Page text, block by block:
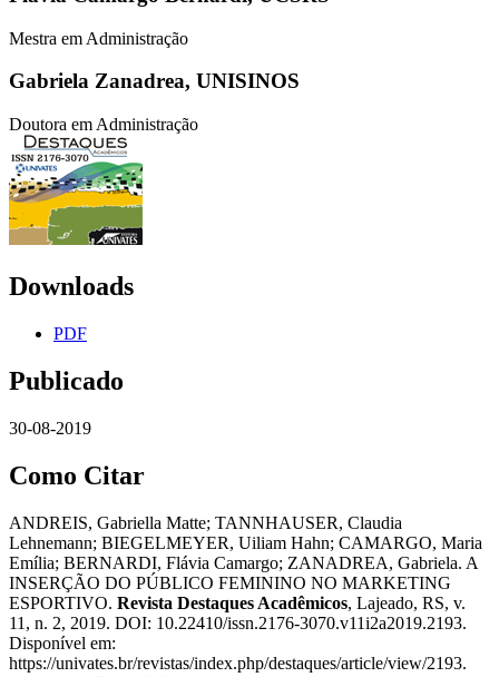
Mestra em Administração
Gabriela Zanadrea, UNISINOS
Doutora em Administração
Downloads
PDF
Publicado
30-08-2019
Como Citar
ANDREIS, Gabriella Matte; TANNHAUSER, Claudia
Lehnemann; BIEGELMEYER, Uiliam Hahn; CAMARGO, Maria
Emília; BERNARDI, Flávia Camargo; ZANADREA, Gabriela. A
INSERÇÃO DO PÚBLICO FEMININO NO MARKETING
ESPORTIVO. Revista Destaques Acadêmicos, Lajeado, RS, v.
11, n. 2, 2019. DOI: 10.22410/issn.2176-3070.v11i2a2019.2193.
Disponível em:
https://univates.br/revistas/index.php/destaques/article/view/2193.